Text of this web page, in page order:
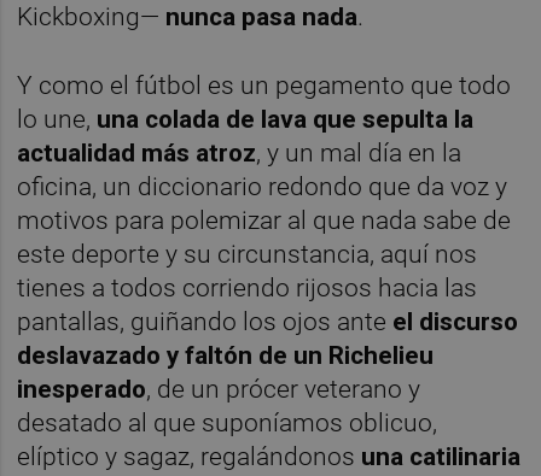
Kickboxing— nunca pasa nada.
Y como el fútbol es un pegamento que todo
lo une, una colada de lava que sepulta la
actualidad más atroz, y un mal día en la
oficina, un diccionario redondo que da voz y
motivos para polemizar al que nada sabe de
este deporte y su circunstancia, aquí nos
tienes a todos corriendo rijosos hacia las
pantallas, guiñando los ojos ante el discurso
deslavazado y faltón de un Richelieu
inesperado, de un prócer veterano y
desatado al que suponíamos oblicuo,
elíptico y sagaz, regalándonos una catilinaria